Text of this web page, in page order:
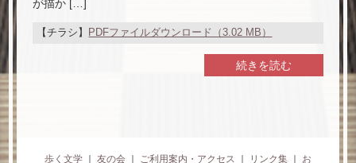
が描か […]
【チラシ】 PDFファイルダウンロード（3.02 MB）
続きを読む
歩く文学 友の会 ご利用案内・アクセス リンク集 お